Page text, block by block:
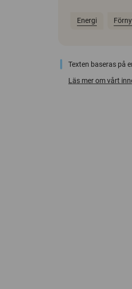
Energi
Texten baseras på
Läs mer om vårt